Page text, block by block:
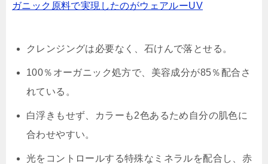
ガニック原料で実現したのがウェアルーUV
クレンジングは必要なく、石けんで落とせる。
100％オーガニック処方で、美容成分が85％配合さ
れている。
白浮きもせず、カラーも2色あるため自分の肌色に
合わせやすい。
光をコントロールする特殊なミネラルを配合し、赤